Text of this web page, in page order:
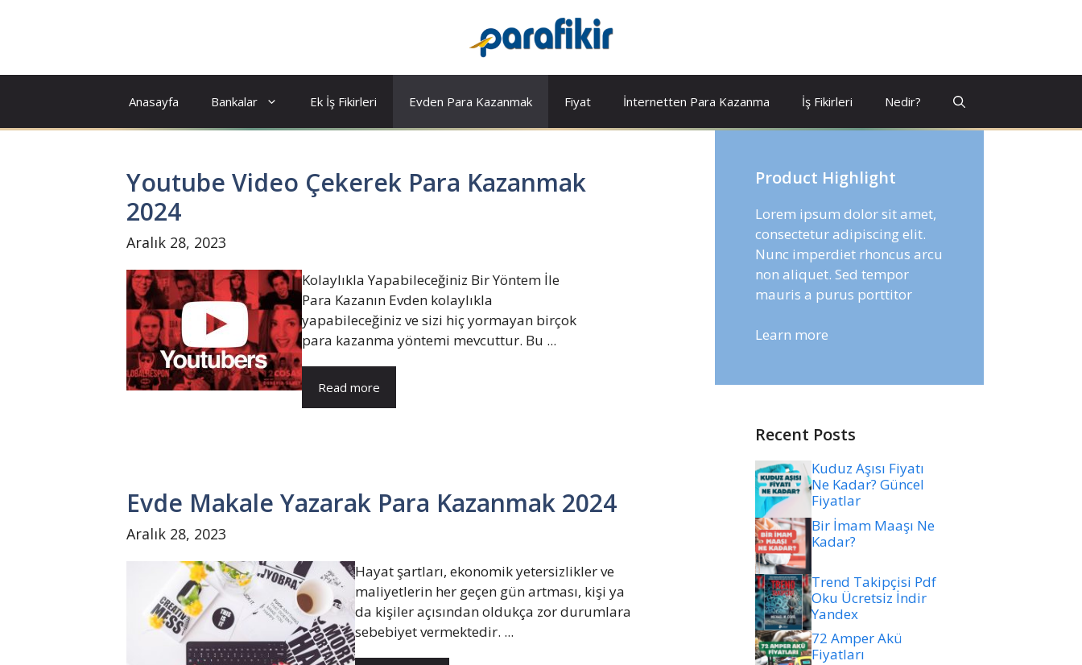
Anasayfa Bankalar Ek İş Fikirleri Evden Para Kazanmak Fiyat İnternetten Para Kazanma İş Fikirleri Nedir?
Youtube Video Çekerek Para Kazanmak
2024
Aralık 28, 2023
Kolaylıkla Yapabileceğiniz Bir Yöntem İle
Para Kazanın Evden kolaylıkla
yapabileceğiniz ve sizi hiç yormayan birçok
para kazanma yöntemi mevcuttur. Bu ...
Read more
Evde Makale Yazarak Para Kazanmak 2024
Aralık 28, 2023
Hayat şartları, ekonomik yetersizlikler ve
maliyetlerin her geçen gün artması, kişi ya
da kişiler açısından oldukça zor durumlara
sebebiyet vermektedir. ...
Product Highlight
Lorem ipsum dolor sit amet,
consectetur adipiscing elit.
Nunc imperdiet rhoncus arcu
non aliquet. Sed tempor
mauris a purus porttitor
Learn more
Recent Posts
Kuduz Aşısı Fiyatı
Ne Kadar? Güncel
Fiyatlar
Bir İmam Maaşı Ne
Kadar?
Trend Takipçisi Pdf
Oku Ücretsiz İndir
Yandex
72 Amper Akü
Fiyatları